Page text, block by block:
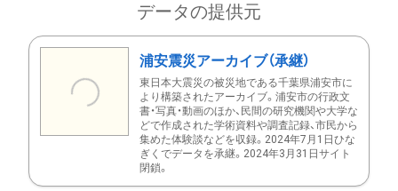
データの提供元
浦安震災アーカイブ（承継）
東日本大震災の被災地である千葉県浦安市に
より構築されたアーカイブ。浦安市の行政文
書・写真・動画のほか、民間の研究機関や大学な
どで作成された学術資料や調査記録、市民から
集めた体験談などを収録。2024年7月1日ひな
ぎくでデータを承継。2024年3月31日サイト
閉鎖。